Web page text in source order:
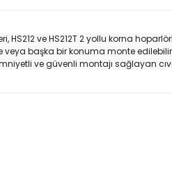
HS212 ve HS212T 2 yollu korna
başka bir konuma monte
ve güvenli montajı sağlayan